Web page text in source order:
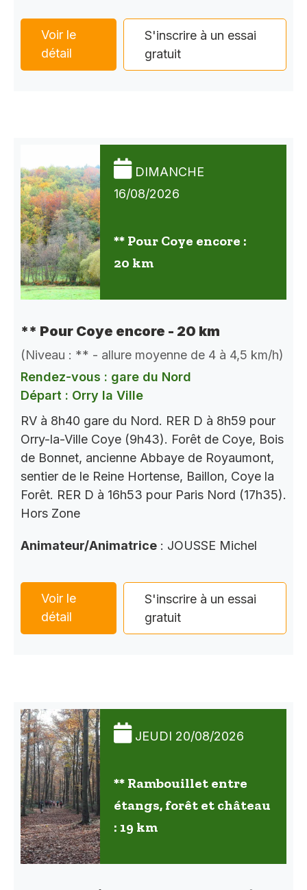
Voir le
détail
S'inscrire à un essai
gratuit
DIMANCHE
16/08/2026
** Pour Coye encore :
20 km
** Pour Coye encore - 20 km
(Niveau : ** - allure moyenne de 4 à 4,5 km/h)
Rendez-vous : gare du Nord
Départ : Orry la Ville
RV à 8h40 gare du Nord. RER D à 8h59 pour
Orry-la-Ville Coye (9h43). Forêt de Coye, Bois
de Bonnet, ancienne Abbaye de Royaumont,
sentier de le Reine Hortense, Baillon, Coye la
Forêt. RER D à 16h53 pour Paris Nord (17h35).
Hors Zone
Animateur/Animatrice : JOUSSE Michel
Voir le
détail
S'inscrire à un essai
gratuit
JEUDI 20/08/2026
** Rambouillet entre
étangs, forêt et château
: 19 km